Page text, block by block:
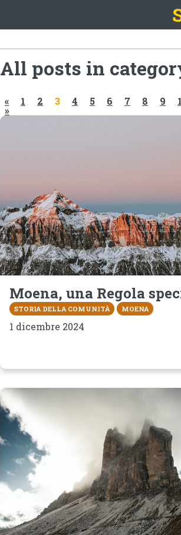
All posts in
« 1 2 3 4 5 6 7 8 9
»
Moena, una Regola
STORIA DELLA COMUNITÀ MOENA
1 dicembre 2024